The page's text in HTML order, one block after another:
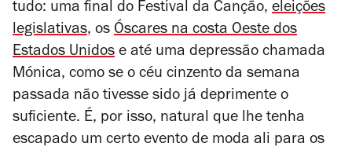
tudo: uma final do Festival da Canção, eleições
legislativas, os Óscares na costa Oeste dos
Estados Unidos e até uma depressão chamada
Mónica, como se o céu cinzento da semana
passada não tivesse sido já deprimente o
suficiente. É, por isso, natural que lhe tenha
escapado um certo evento de moda ali para os